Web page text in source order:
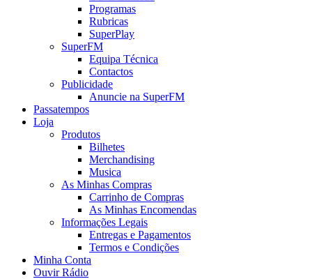
Programas
Rubricas
SuperPlay
SuperFM
Equipa Técnica
Contactos
Publicidade
Anuncie na SuperFM
Passatempos
Loja
Produtos
Bilhetes
Merchandising
Musica
As Minhas Compras
Carrinho de Compras
As Minhas Encomendas
Informações Legais
Entregas e Pagamentos
Termos e Condições
Minha Conta
Ouvir Rádio